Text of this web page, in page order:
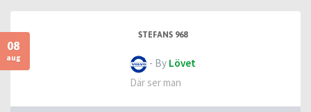
08
aug
STEFANS 968
- By Lövet
Där ser man